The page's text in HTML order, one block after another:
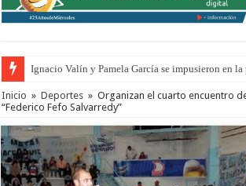
Ignacio Valín y Pamela García se impusieron en
Inicio » Deportes » Organizan el cuarto encuentro
“Federico Fefo Salvarredy”